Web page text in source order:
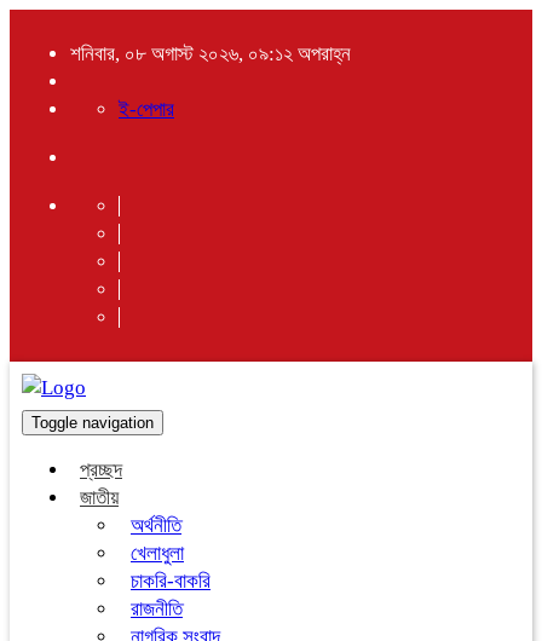
শনিবার, ০৮ অগাস্ট ২০২৬, ০৯:১২ অপরাহ্ন
ই-পেপার
Toggle navigation
প্রচ্ছদ
জাতীয়
অর্থনীতি
খেলাধুলা
চাকরি-বাকরি
রাজনীতি